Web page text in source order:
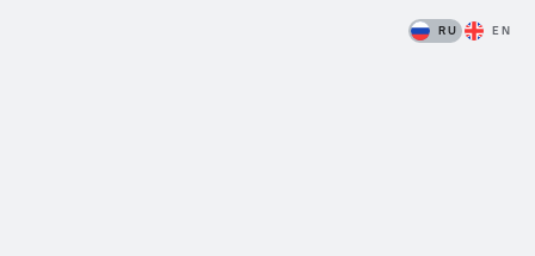
RU EN